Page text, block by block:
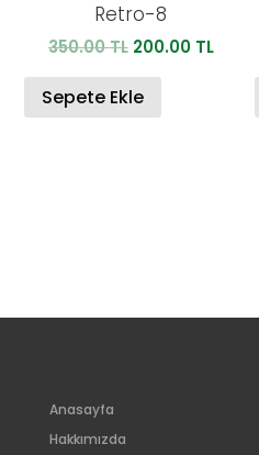
Retro-8
350.00TL Orijinal
350.00 TL.
200.00 TLŞu
Sepete Ekle
Anasayfa
Hakkımızda